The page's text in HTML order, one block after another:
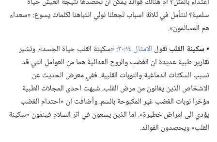
سلمية؟‏ لنتأمل في ثلاثة اسباب تجعلنا نولي انتباهنا لكلمات يسوع:‏ «سعداء
هم المسالمون».‏
▪سكينة القلبتقول الامثال ١٤:‏٣٠
‏:‏ «سكينة القلب حياة الجسد».‏ وتشير
تقارير طبية عديدة ان الغضب والروح العدائية هما من العوامل التي قد
تسبب السكتات الدماغية والنوبات القلبية.‏ ففي معرض الحديث عن
الاشخاص الذين يعانون من مرض القلب،‏ شبهت احدى المجلات الطبية
مؤخرا نوبات الغضب غير المكبوحة بالسم.‏ وأضافت ان «احتدام الغضب
يؤدي الى امراض خطيرة».‏ اما الذين يسعون في اثر السلام فينمّون «سكينة
القلب» ويحصدون الفوائد.‏